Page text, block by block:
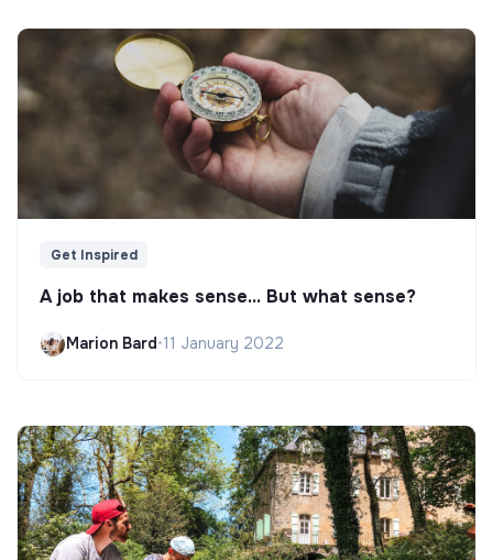
Get Inspired
A job that makes sense... But what sense?
Marion Bard•11 January 2022